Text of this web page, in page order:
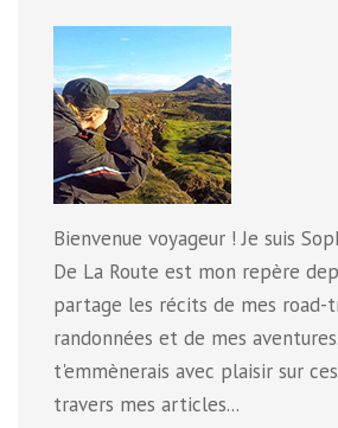
Bienvenue voyageur ! Je suis
De La Route est mon repère
partage les récits de mes road-
randonnées et de mes
t'emmènerais avec plaisir sur
travers mes articles...